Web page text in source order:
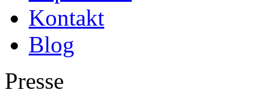
Kontakt
Blog
Presse